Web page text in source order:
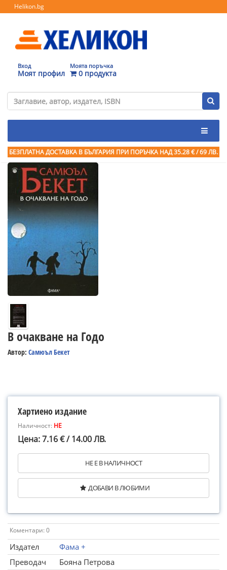
Helikon.bg
Вход
Моят профил
Моята поръчка
0 продукта
БЕЗПЛАТНА ДОСТАВКА В БЪЛГАРИЯ ПРИ ПОРЪЧКА НАД 35.28 € / 69 ЛВ.
В очакване на Годо
Автор: Самюъл Бекет
Хартиено издание
Наличност: НЕ
Цена: 7.16 € / 14.00 ЛВ.
НЕ Е В НАЛИЧНОСТ
ДОБАВИ В ЛЮБИМИ
Коментари: 0
Издател
Фама +
Преводач
Бояна Петрова